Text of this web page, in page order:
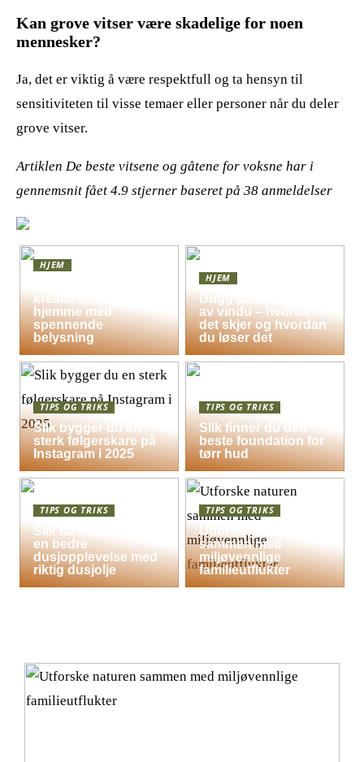
Kan grove vitser være skadelige for noen
mennesker?
Ja, det er viktig å være respektfull og ta hensyn til
sensitiviteten til visse temaer eller personer når du deler
grove vitser.
Artiklen De beste vitsene og gåtene for voksne har i
gennemsnit fået 4.9 stjerner baseret på 38 anmeldelser
HJEM
kreativ atmosfære
hjemme med
spennende
belysning
HJEM
Dugg på indersiden
av vindu – hvorfor
det skjer og hvordan
du løser det
TIPS OG TRIKS
Slik bygger du en
sterk følgerskare på
Instagram i 2025
TIPS OG TRIKS
Slik finner du den
beste foundation for
tørr hud
TIPS OG TRIKS
Slik får hele familien
en bedre
dusjopplevelse med
riktig dusjolje
TIPS OG TRIKS
Utforske naturen
sammen med
miljøvennlige
familieutflukter